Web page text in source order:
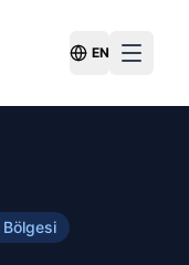
Switch
EN
Bölgesi